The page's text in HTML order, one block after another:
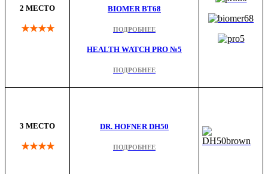
2 МЕСТО
★★★★
BIOMER BT68
ПОДРОБНЕЕ
HEALTH WATCH PRO №5
ПОДРОБНЕЕ
3 МЕСТО
★★★★
DR. HOFNER DH50
ПОДРОБНЕЕ